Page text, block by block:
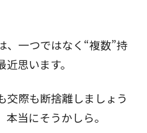
、一つではなく“複数”持
思います。
交際も断捨離しましょう
当にそうかしら。